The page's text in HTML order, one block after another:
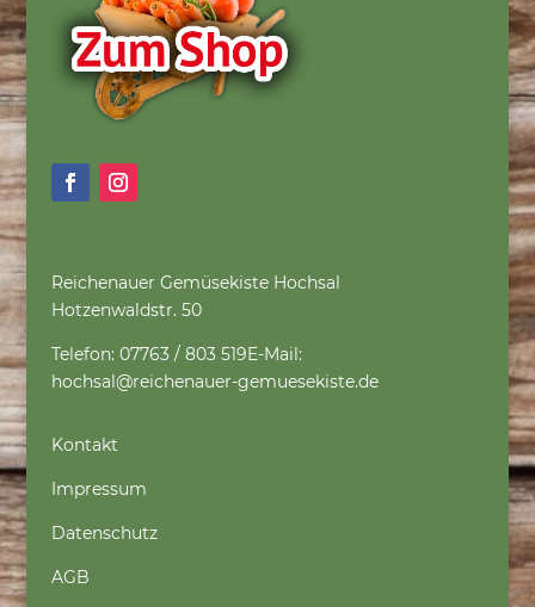
Reichenauer Gemüsekiste Hochsal
Hotzenwaldstr. 50
Telefon: 07763 / 803 519E-Mail:
hochsal@reichenauer-gemuesekiste.de
Kontakt
Impressum
Datenschutz
AGB